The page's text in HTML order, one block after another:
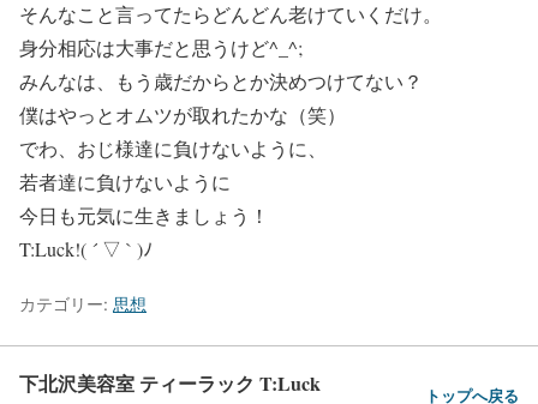
そんなこと言ってたらどんどん老けていくだけ。
身分相応は大事だと思うけど^_^;
みんなは、もう歳だからとか決めつけてない？
僕はやっとオムツが取れたかな（笑）
でわ、おじ様達に負けないように、
若者達に負けないように
今日も元気に生きましょう！
T:Luck!( ´ ▽ ` )ﾉ
カテゴリー: 思想
下北沢美容室 ティーラック T:Luck トップへ戻る